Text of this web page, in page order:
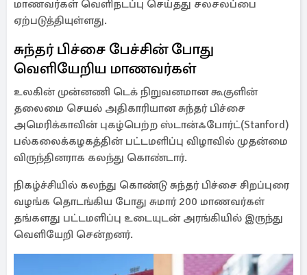
மாணவர்கள் வெளிநடப்பு செய்தது சலசலப்பை
ஏற்படுத்தியுள்ளது.
சுந்தர் பிச்சை பேச்சின் போது
வெளியேறிய மாணவர்கள்
உலகின் முன்னணி டெக் நிறுவனமான கூகுளின்
தலைமை செயல் அதிகாரியான சுந்தர் பிச்சை
அமெரிக்காவின் புகழ்பெற்ற ஸ்டான்ஃபோர்ட்(Stanford)
பல்கலைக்கழகத்தின் பட்டமளிப்பு விழாவில் முதன்மை
விருந்தினராக கலந்து கொண்டார்.
நிகழ்ச்சியில் கலந்து கொண்டு சுந்தர் பிச்சை சிறப்புரை
வழங்க தொடங்கிய போது சுமார் 200 மாணவர்கள்
தங்களது பட்டமளிப்பு உடையுடன் அரங்கியில் இருந்து
வெளியேறி சென்றனர்.